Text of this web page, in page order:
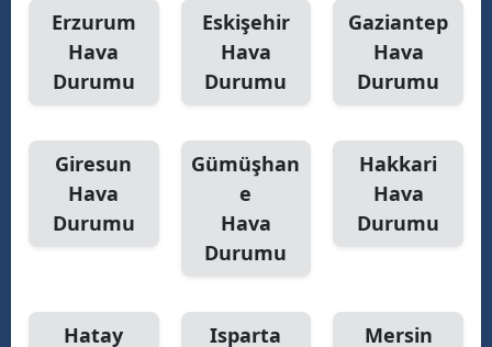
Erzurum
Hava
Durumu
Eskişehir
Hava
Durumu
Gaziantep
Hava
Durumu
Giresun
Hava
Durumu
Gümüşhan
e
Hava
Durumu
Hakkari
Hava
Durumu
Hatay
Isparta
Mersin